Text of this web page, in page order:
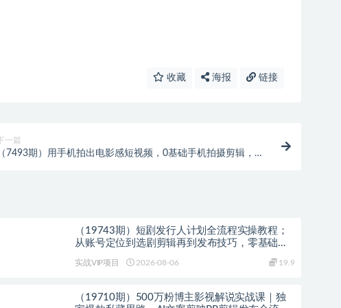
收藏 海报 链接
下一篇
（7493期）用手机拍出电影感短视频，0基础手机拍摄剪辑，从
（19743期）短剧发行人计划全流程实操教程；
从账号定位到选剧剪辑再到发布技巧，零基础也
实战VIP项目 2026-08-06 19.9
（19710期）500万粉博主影视解说实战课｜独